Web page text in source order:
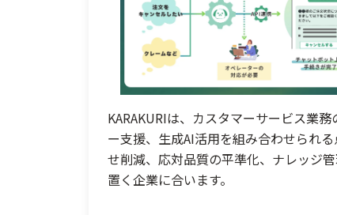
KARAKURIは、カスタマーサービス業
ー支援、生成AI活用を組み合わせられ
せ削減、応対品質の平準化、ナレッジ
置く企業に合います。